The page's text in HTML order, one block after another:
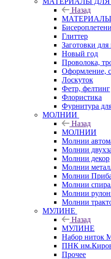
Назад
МАТЕРИАЛЫ
Глиттер
Заготовки для
Новый год
Проволока,
Оформление,
Лоскуток
Фетр, фелтинг
Флористика
Фурнитура
МОЛНИИ
Назад
МОЛНИИ
Молнии
Молнии
Молнии декор
Молнии
Молнии
Молнии
Молнии
Молнии
МУЛИНЕ
Назад
МУЛИНЕ
Набор ниток
ПНК
Прочее